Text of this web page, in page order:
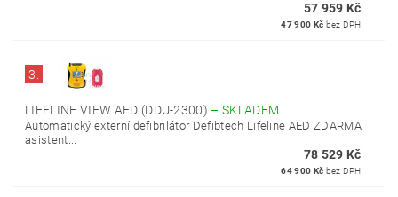
57 959 Kč
47 900 Kč bez DPH
3.
LIFELINE VIEW AED (DDU-2300) –SKLADEM
Automatický externí defibrilátor Defibtech Lifeline AED ZDARMA
asistent...
78 529 Kč
64 900 Kč bez DPH